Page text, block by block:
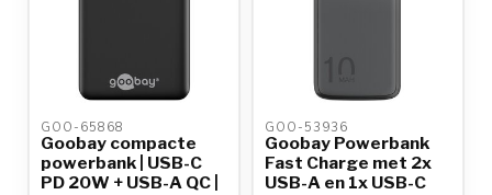
GOO-65868
Goobay compacte
powerbank | USB-C
PD 20W + USB-A QC |
GOO-53936
Goobay Powerbank
Fast Charge met 2x
USB-A en 1x USB-C